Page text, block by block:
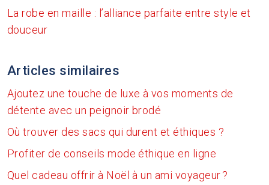
La robe en maille : l’alliance parfaite entre style et
douceur
Articles similaires
Ajoutez une touche de luxe à vos moments de
détente avec un peignoir brodé
Où trouver des sacs qui durent et éthiques ?
Profiter de conseils mode éthique en ligne
Quel cadeau offrir à Noël à un ami voyageur ?